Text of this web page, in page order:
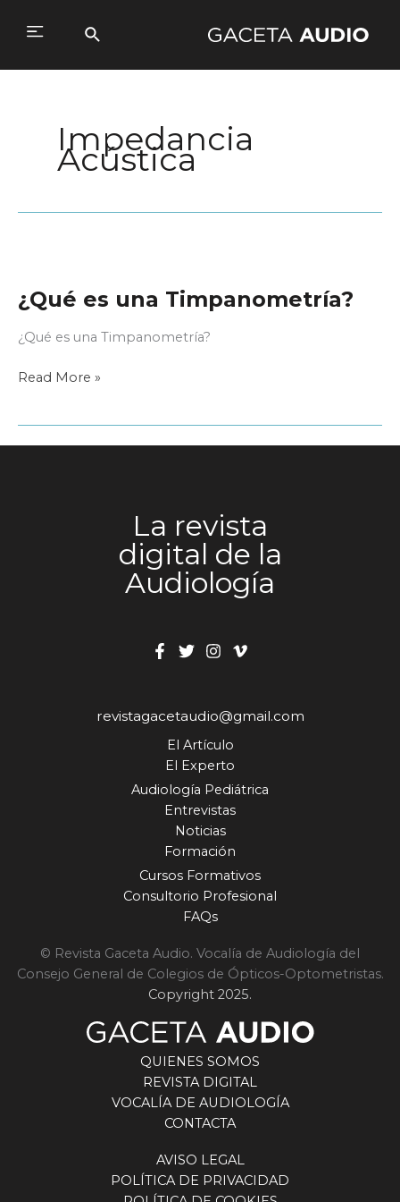
Buscar
Impedancia
Acústica
¿Qué es una Timpanometría?
¿Qué es una Timpanometría?
¿Qué
Read More »
La revista
digital de la
Audiología
revistagacetaudio@gmail.com
El Artículo
El Experto
Audiología Pediátrica
Entrevistas
Noticias
Formación
Cursos Formativos
Consultorio Profesional
FAQs
© Revista Gaceta Audio. Vocalía de Audiología del
Consejo General de Colegios de Ópticos-Optometristas.
Copyright 2025.
QUIENES SOMOS
REVISTA DIGITAL
VOCALÍA DE AUDIOLOGÍA
CONTACTA
AVISO LEGAL
POLÍTICA DE PRIVACIDAD